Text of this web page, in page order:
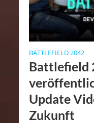
BATTLEFIELD 2042
Battlefield
Update
Zukunft